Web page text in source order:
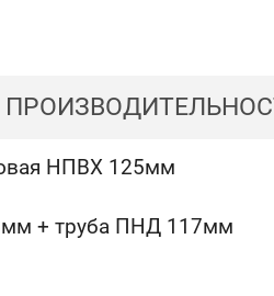
НПВХ 125мм
+ труба ПНД 117мм